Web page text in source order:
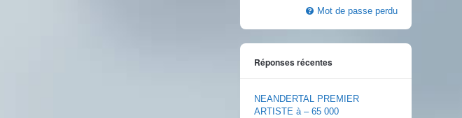
Mot de passe perdu
Réponses récentes
NEANDERTAL PREMIER
ARTISTE à – 65 000